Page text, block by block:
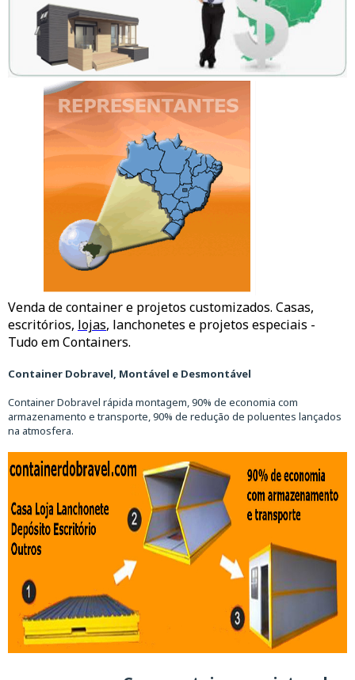
Venda de container e projetos customizados. Casas,
escritórios, lojas, lanchonetes e projetos especiais -
Tudo em Containers.
Container Dobravel, Montável e Desmontável
Container Dobravel rápida montagem, 90% de economia com
armazenamento e transporte, 90% de redução de poluentes lançados
na atmosfera.